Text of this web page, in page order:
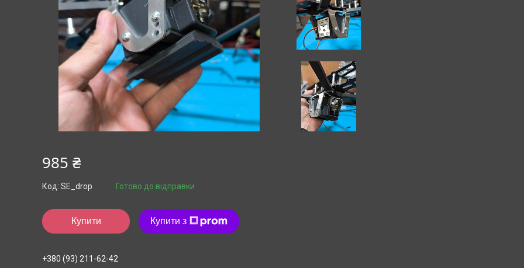
985 ₴
Готово до відправки
Код: SE_drop
Купити Купити з
+380 (93) 211-62-42